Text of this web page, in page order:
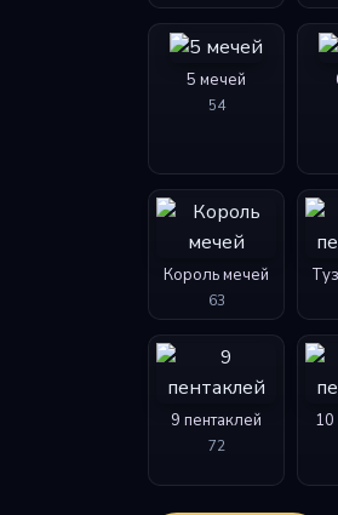
5 мечей
54
Король мечей
63
9 пентаклей
72
10